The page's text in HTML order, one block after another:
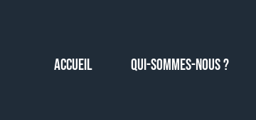
Accueil QUI-SOMMES-NOUS ?